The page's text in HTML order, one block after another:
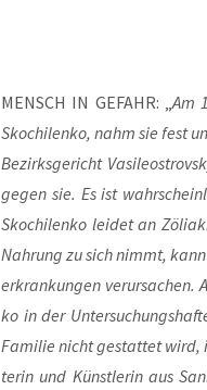
MENSCH IN GEFAHR: „Am
Skoch­i­len­ko, nahm sie fest
Bezirks­ge­richt
gegen sie. Es ist
Skoch­i­len­ko lei­det an
Nah­rung zu sich nimmt,
erkran­kun­gen ver­ur­sa­chen.
ko in der
Fami­lie nicht gestat­tet wird,
te­rin und Künst­le­rin aus